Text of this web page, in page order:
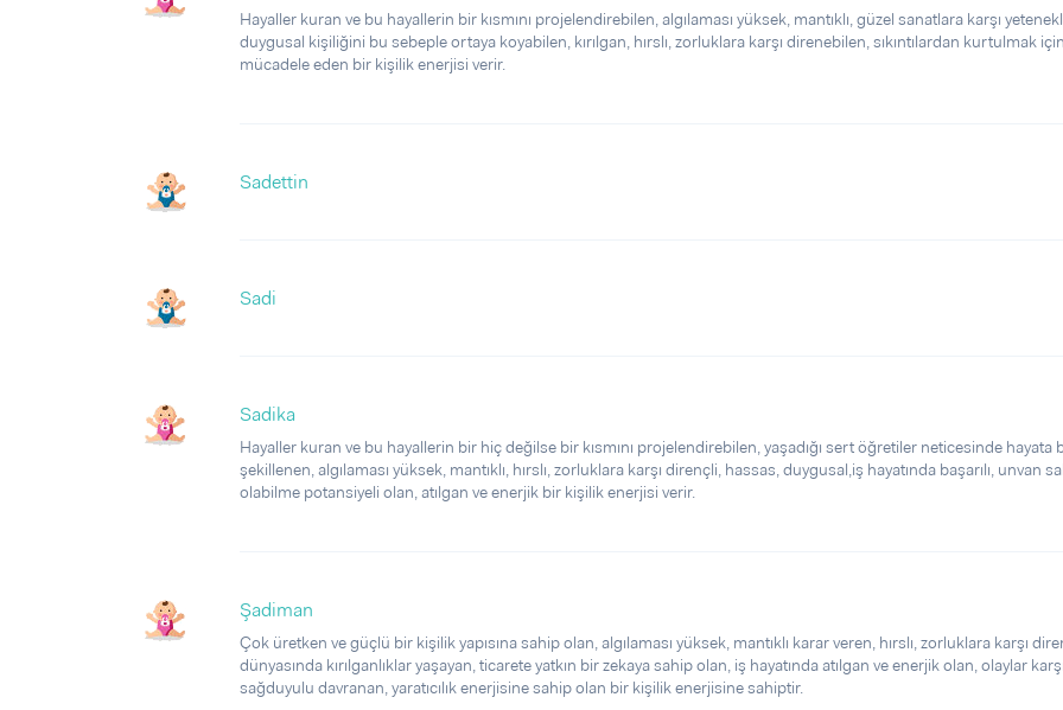
Hayaller kuran ve bu hayallerin bir kısmını projelendirebilen, algılaması yüksek, mantıklı, güzel sanatlara karşı
duygusal kişiliğini bu sebeple ortaya koyabilen, kırılgan, hırslı, zorluklara karşı direnebilen, sıkıntılardan kurtulmak için
mücadele eden bir kişilik enerjisi verir.
Sadettin
Sadi
Sadika
Hayaller kuran ve bu hayallerin bir hiç değilse bir kısmını projelendirebilen, yaşadığı sert öğretiler neticesinde hayata
şekillenen, algılaması yüksek, mantıklı, hırslı, zorluklara karşı dirençli, hassas, duygusal,iş hayatında başarılı, unvan
olabilme potansiyeli olan, atılgan ve enerjik bir kişilik enerjisi verir.
Şadiman
Çok üretken ve güçlü bir kişilik yapısına sahip olan, algılaması yüksek, mantıklı karar veren, hırslı, zorluklara karşı
dünyasında kırılganlıklar yaşayan, ticarete yatkın bir zekaya sahip olan, iş hayatında atılgan ve enerjik olan, olaylar
sağduyulu davranan, yaratıcılık enerjisine sahip olan bir kişilik enerjisine sahiptir.